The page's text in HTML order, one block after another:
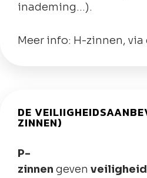
inademing…).
Meer info: H-zinnen, via
DE
ZINNEN)
P-
zinnen geven